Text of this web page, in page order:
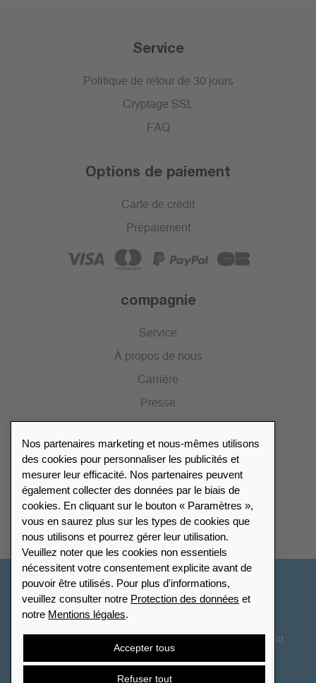
Service
Politique de retour de 30 jours
Cryptage SSL
FAQ
Options de paiement
Carte de crédit
Prépaiement
compagnie
Service
À propos de nous
Carrière
Presse
Portail des revendeurs
Répertoire des revendeurs
Trouver Leuchtturm
Nos partenaires marketing et nous-mêmes utilisons
des cookies pour personnaliser les publicités et
mesurer leur efficacité. Nos partenaires peuvent
également collecter des données par le biais de
cookies. En cliquant sur le bouton « Paramètres »,
vous en saurez plus sur les types de cookies que
nous utilisons et pourrez gérer leur utilisation.
Veuillez noter que les cookies non essentiels
nécessitent votre consentement explicite avant de
pouvoir être utilisés. Pour plus d'informations,
veuillez consulter notre Protection des données et
notre Mentions légales.
Accepter tous
Refuser tout
France
Paramètres des cookies
Contact
Droit de rétractation Résilier le contrat